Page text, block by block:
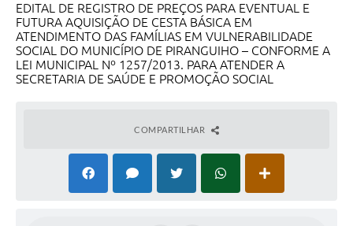
EDITAL DE REGISTRO DE PREÇOS PARA EVENTUAL E
FUTURA AQUISIÇÃO DE CESTA BÁSICA EM
ATENDIMENTO DAS FAMÍLIAS EM VULNERABILIDADE
SOCIAL DO MUNICÍPIO DE PIRANGUIHO – CONFORME A
LEI MUNICIPAL Nº 1257/2013. PARA ATENDER A
SECRETARIA DE SAÚDE E PROMOÇÃO SOCIAL
COMPARTILHAR